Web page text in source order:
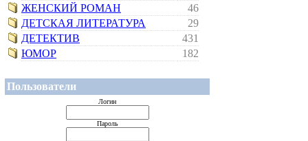
ЖЕНСКИЙ РОМАН
46
ДЕТСКАЯ ЛИТЕРАТУРА
29
ДЕТЕКТИВ
431
ЮМОР
182
Пользователи
Логин
Пароль